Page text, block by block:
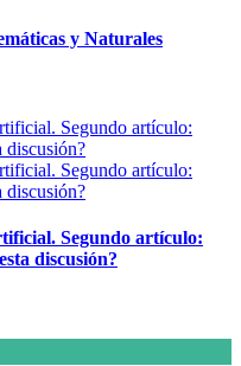
y Naturales
Segundo artículo:
discusión?